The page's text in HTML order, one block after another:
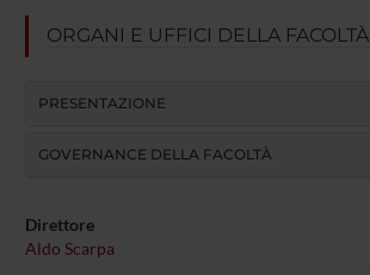
ORGANI E UFFICI DELLA FACOLTÀ
PRESENTAZIONE
GOVERNANCE DELLA FACOLTÀ
Direttore
Aldo Scarpa